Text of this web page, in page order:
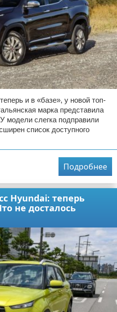
и в «базе», у новой топ-
марка представила
модели слегка подправили
список доступного
Подробнее
Hyundai: теперь
не досталось